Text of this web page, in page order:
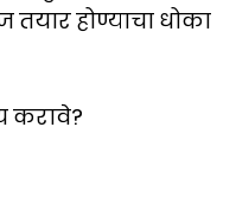
होण्याचा धोका
करावे?